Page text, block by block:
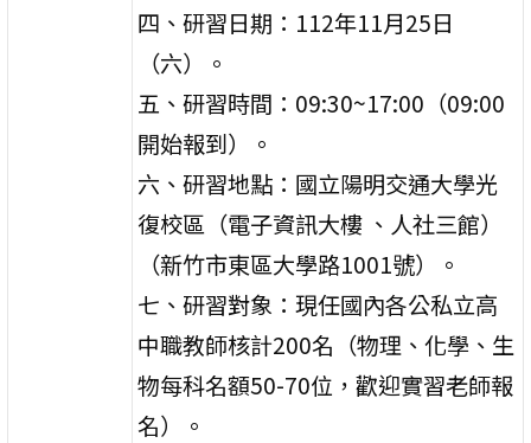
四、研習日期：112年11月25日
（六）。
五、研習時間：09:30~17:00（09:00
開始報到）。
六、研習地點：國立陽明交通大學光
復校區（電子資訊大樓 、人社三館）
（新竹市東區大學路1001號）。
七、研習對象：現任國內各公私立高
中職教師核計200名（物理、化學、生
物每科名額50-70位，歡迎實習老師報
名）。